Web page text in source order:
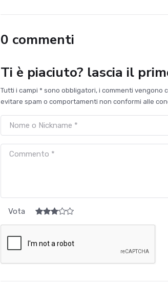
0 commenti
Ti è piaciuto? lascia il
Tutti i campi * sono obbligatori, i commenti
evitare spam o comportamenti non conformi alle
Vota